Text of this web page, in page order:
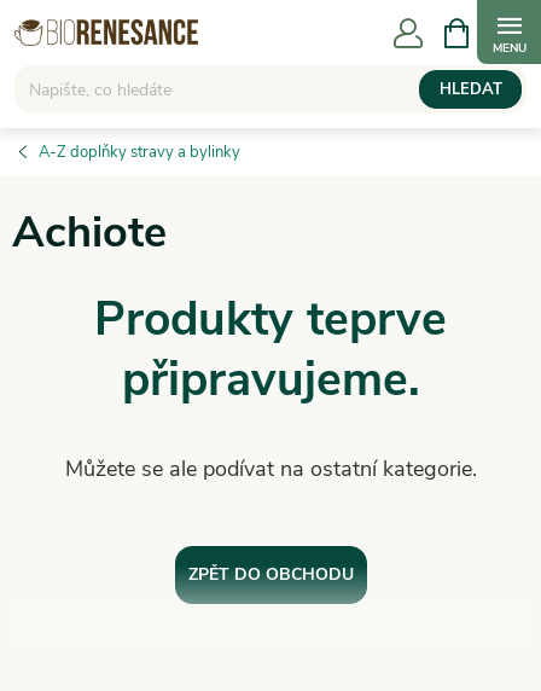
Přejít
na
HLEDAT
NÁKUPNÍ
KOŠÍK
A-Z doplňky stravy a bylinky
Achiote
Produkty teprve
připravujeme.
Můžete se ale podívat na ostatní kategorie.
ZPĚT DO OBCHODU